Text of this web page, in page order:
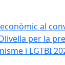
al
per la
i LGTBI